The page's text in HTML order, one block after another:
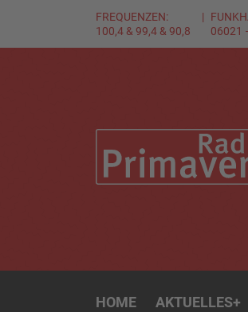
FREQUENZEN:
100,4 & 99,4 & 90,8
06021
HOME AKTUELLES+